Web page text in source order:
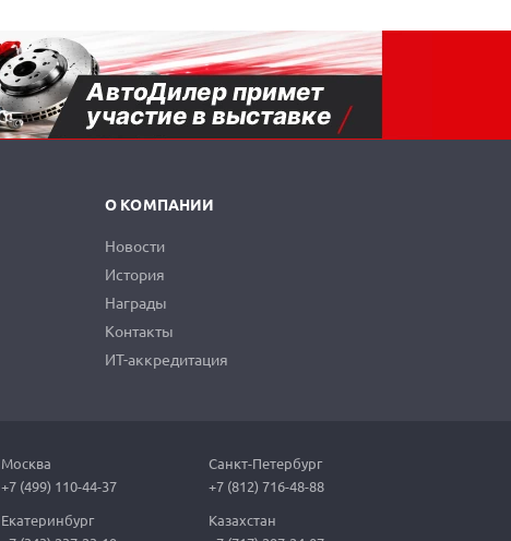
О КОМПАНИИ
Новости
История
Награды
Контакты
ИТ-аккредитация
Москва
+7 (499) 110-44-37
Санкт-Петербург
+7 (812) 716-48-88
Екатеринбург
Казахстан